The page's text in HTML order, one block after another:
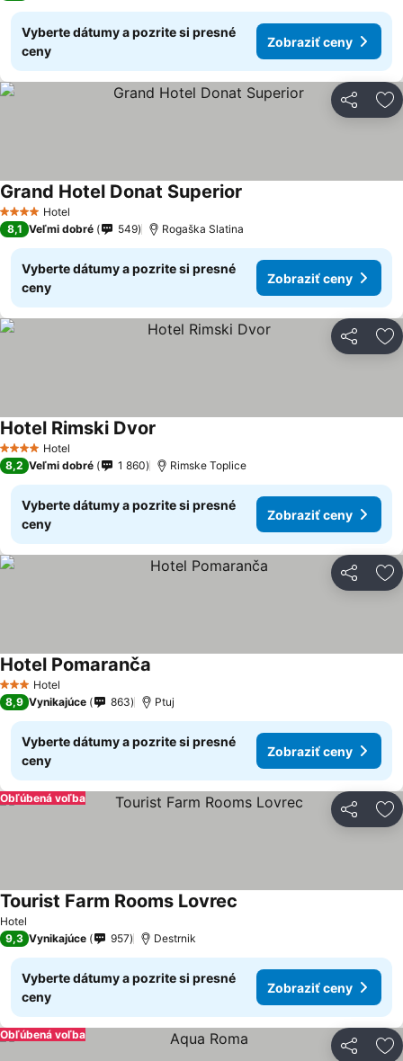
Vyberte dátumy a pozrite si presné
ceny
Zobraziť ceny
Zdieľať
4 Počet hviezdičiek
Hotel
Grand Hotel Donat Superior
8,1 Veľmi dobré 549 Rogaška Slatina
Vyberte dátumy a pozrite si presné
ceny
Zobraziť ceny
Zdieľať
4 Počet hviezdičiek
Hotel
Hotel Rimski Dvor
8,2 Veľmi dobré 1 860 Rimske Toplice
Vyberte dátumy a pozrite si presné
ceny
Zobraziť ceny
Zdieľať
3 Počet hviezdičiek
Hotel
Hotel Pomaranča
8,9 Vynikajúce 863 Ptuj
Vyberte dátumy a pozrite si presné
ceny
Zobraziť ceny
Zdieľať
Obľúbená voľba
Hotel
Tourist Farm Rooms Lovrec
9,3 Vynikajúce 957 Destrnik
Vyberte dátumy a pozrite si presné
ceny
Zobraziť ceny
Zdieľať
Obľúbená voľba